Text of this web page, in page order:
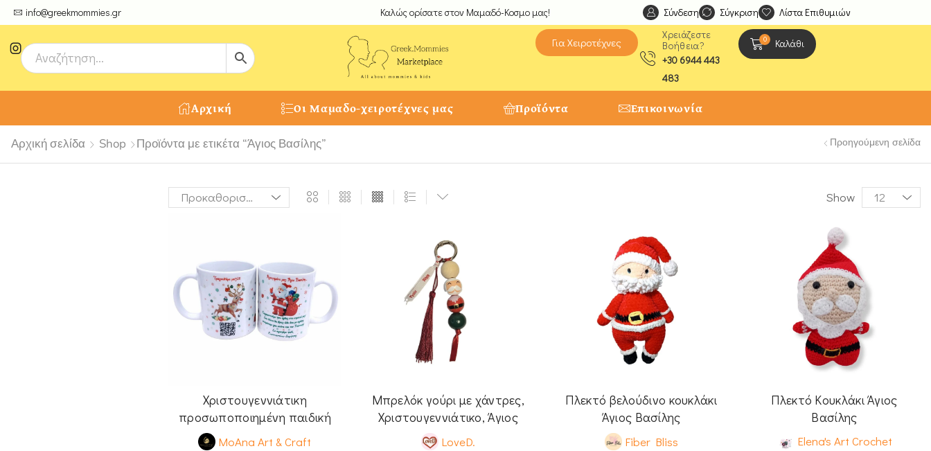
info@greekmommies.gr
μοναδικές δημιουργίες από τους Χειροτέχνες μας! Καλώς ορίσατε στον Μαμαδό-Κοσμο μας! Ανακαλύψτε μοναδικές δημιουργίες από τους
Σύνδεση Σύγκριση Λίστα Επιθυμιών
Για Χειροτέχνες
Χρειάζεστε
Βοήθεια?
+30 6944 443
483
0 Καλάθι
Αρχική Οι Μαμαδο-χειροτέχνες μας Προϊόντα Επικοινωνία
Αρχική σελίδα Shop Προϊόντα με ετικέτα “Άγιος Βασίλης” Προηγούμενη σελίδα
Show
Χριστουγεννιάτικη
προσωποποιημένη παιδική
κούπα Άγιος Βασίλης
MoAna Art & Craft
Μπρελόκ γούρι με χάντρες,
Χριστουγεννιάτικο, Άγιος
Βασίλης
LoveD.
Πλεκτό βελούδινο κουκλάκι
Άγιος Βασίλης
Fiber Bliss
Πλεκτό Κουκλάκι Άγιος
Βασίλης
Elena's Art Crochet